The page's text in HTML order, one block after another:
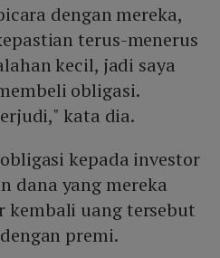
dengan mereka,
terus-menerus
kecil, jadi saya
obligasi.
kata dia.
kepada investor
dana yang mereka
kembali uang tersebut
premi.